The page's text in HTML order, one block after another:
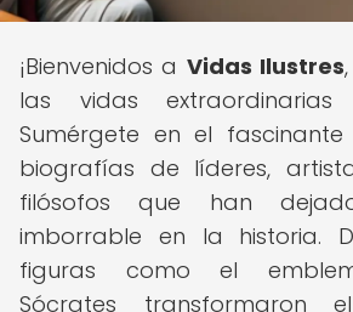
¡Bienvenidos a Vidas Ilustres
las vidas
Sumérgete en el
biografías de líderes,
filósofos que han
imborrable en la historia.
figuras como el
Sócrates transformaron